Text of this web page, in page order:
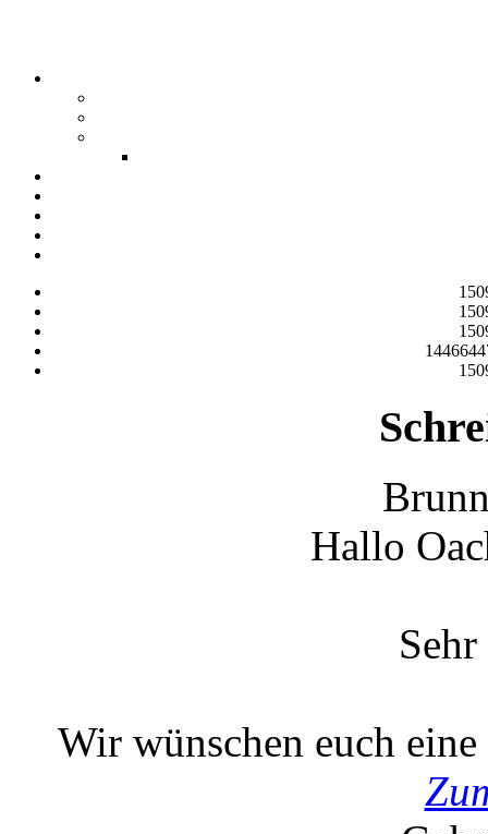
Hallo
Wir wünschen euch